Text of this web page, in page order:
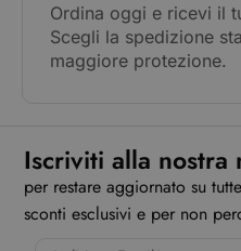
Ordina oggi e ricevi il
Scegli la spedizione
maggiore protezione.
Iscriviti alla nostra
per restare aggiornato su
sconti esclusivi e per non